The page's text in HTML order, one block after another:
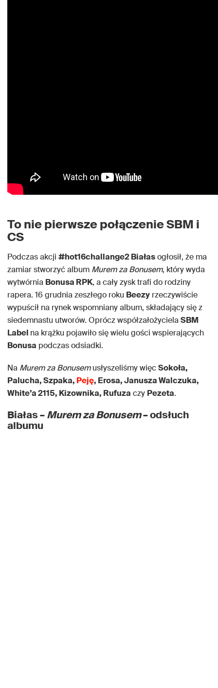
To nie pierwsze połączenie SBM i
CS
Podczas akcji #hot16challange2 Białasogłosił, że ma
zamiar stworzyć album Murem za Bonusem, który wyda
wytwórnia Bonusa RPK, a cały zysk trafi do rodziny
rapera. 16 grudnia zeszłego roku Beezy rzeczywiście
wypuścił na rynek wspomniany album, składający się z
siedemnastu utworów. Oprócz współzałożycielaSBM
Label na krążku pojawiło się wielu gości wspierających
Bonusa podczas odsiadki.
Na Murem za Bonusemusłyszeliśmy więcSokoła,
Palucha, Szpaka, Peję, Erosa, Janusza Walczuka,
White’a 2115, Kizownika, Rufuza czy Pezeta.
Białas –Murem za Bonusem– odsłuch
albumu